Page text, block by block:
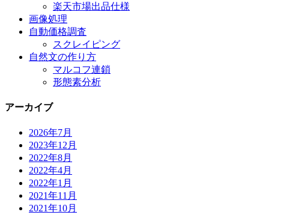
楽天市場出品仕様
画像処理
自動価格調査
スクレイピング
自然文の作り方
マルコフ連鎖
形態素分析
アーカイブ
2026年7月
2023年12月
2022年8月
2022年4月
2022年1月
2021年11月
2021年10月